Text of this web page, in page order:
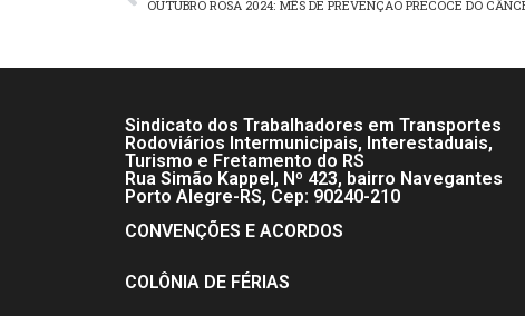
Sindicato dos Trabalhadores em Transportes
Rodoviários Intermunicipais, Interestaduais,
Turismo e Fretamento do RS
Rua Simão Kappel, Nº 423, bairro Navegantes
Porto Alegre-RS, Cep: 90240-210
CONVENÇÕES E ACORDOS
COLÔNIA DE FÉRIAS